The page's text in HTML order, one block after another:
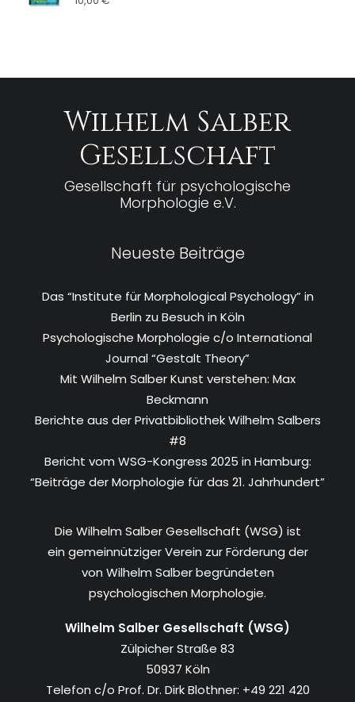
Wilhelm Salber
Gesellschaft
Gesellschaft für psychologische
Morphologie e.V.
Neueste Beiträge
Das “Institute für Morphological Psychology” in
Berlin zu Besuch in Köln
Psychologische Morphologie c/o International
Journal “Gestalt Theory”
Mit Wilhelm Salber Kunst verstehen: Max
Beckmann
Berichte aus der Privatbibliothek Wilhelm Salbers
#8
Bericht vom WSG-Kongress 2025 in Hamburg:
“Beiträge der Morphologie für das 21. Jahrhundert”
Die Wilhelm Salber Gesellschaft (WSG) ist
ein gemeinnütziger Verein zur Förderung der
von Wilhelm Salber begründeten
psychologischen Morphologie.
Wilhelm Salber Gesellschaft (WSG)
Zülpicher Straße 83
50937 Köln
Telefon c/o Prof. Dr. Dirk Blothner: +49 221 420